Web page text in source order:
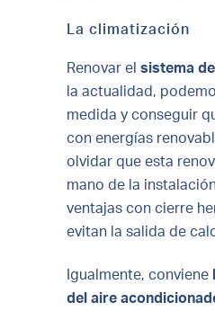
La climatización
Renovar el sistema
la actualidad,
medida y conseguir
con energías
olvidar que esta
mano de la
ventajas con cierre
evitan la salida de
Igualmente, conviene
del aire